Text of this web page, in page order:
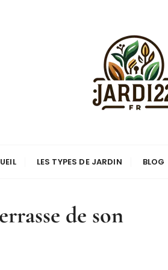
LES TYPES DE JARDIN BLOG
de son